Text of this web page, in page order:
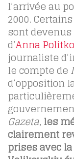
l’arrivée au
2000.
sont
d’Anna
journaliste
le compte de
d’opposition
Gazeta, les
clairement
prises avec